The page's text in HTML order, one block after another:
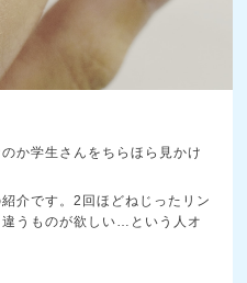
か学生さんをちらほら見かけ
介です。2回ほどねじったリン
うものが欲しい…という人オ